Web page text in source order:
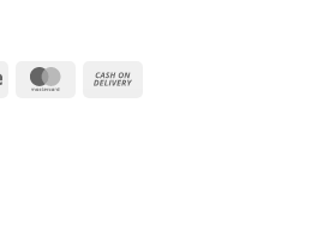
Stripe MasterCard